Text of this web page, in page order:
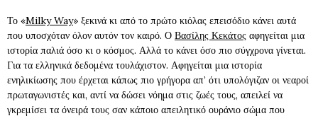
Το «Milky Way» ξεκινά κι από το πρώτο κιόλας επεισόδιο κάνει αυτά
που υποσχόταν όλον αυτόν τον καιρό. Ο Βασίλης Κεκάτος αφηγείται μια
ιστορία παλιά όσο κι ο κόσμος. Αλλά το κάνει όσο πιο σύγχρονα γίνεται.
Για τα ελληνικά δεδομένα τουλάχιστον. Αφηγείται μια ιστορία
ενηλικίωσης που έρχεται κάπως πιο γρήγορα απ’ ότι υπολόγιζαν οι νεαροί
πρωταγωνιστές και, αντί να δώσει νόημα στις ζωές τους, απειλεί να
γκρεμίσει τα όνειρά τους σαν κάποιο απειλητικό ουράνιο σώμα που